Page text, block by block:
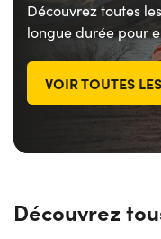
Découvrez toutes
longue durée pour
VOIR TOUTES
Découvrez